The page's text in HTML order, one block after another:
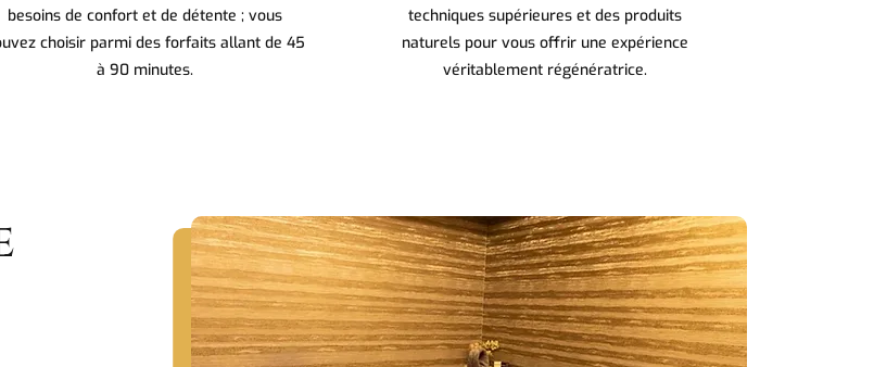
besoins de confort et de détente ; vous
choisir parmi des forfaits allant de 45
à 90 minutes.
techniques supérieures et des produits
naturels pour vous offrir une expérience
véritablement régénératrice.